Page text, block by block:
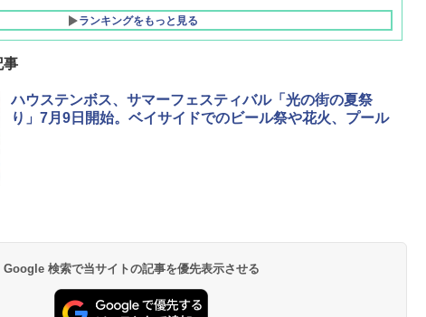
ランキングをもっと見る
円～
19,541円～
～
5,758円～
事
ハウステンボス、サマーフェスティバル「光の街の夏祭
り」7月9日開始。ベイサイドでのビール祭や花火、プール
Google 検索で当サイトの記事を優先表示させる